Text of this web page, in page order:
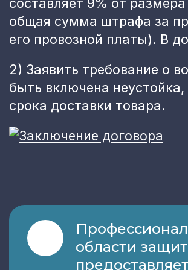
общая сумма штрафа за
его провозной платы). В
2) Заявить требование о
быть включена
срока доставки товара.
области